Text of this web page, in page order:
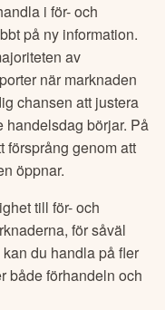
i för- och
på ny information.
av
när marknaden
chansen att justera
börjar. På
försprång genom att
öppnar.
till för- och
för såväl
du handla på fler
både förhandeln och